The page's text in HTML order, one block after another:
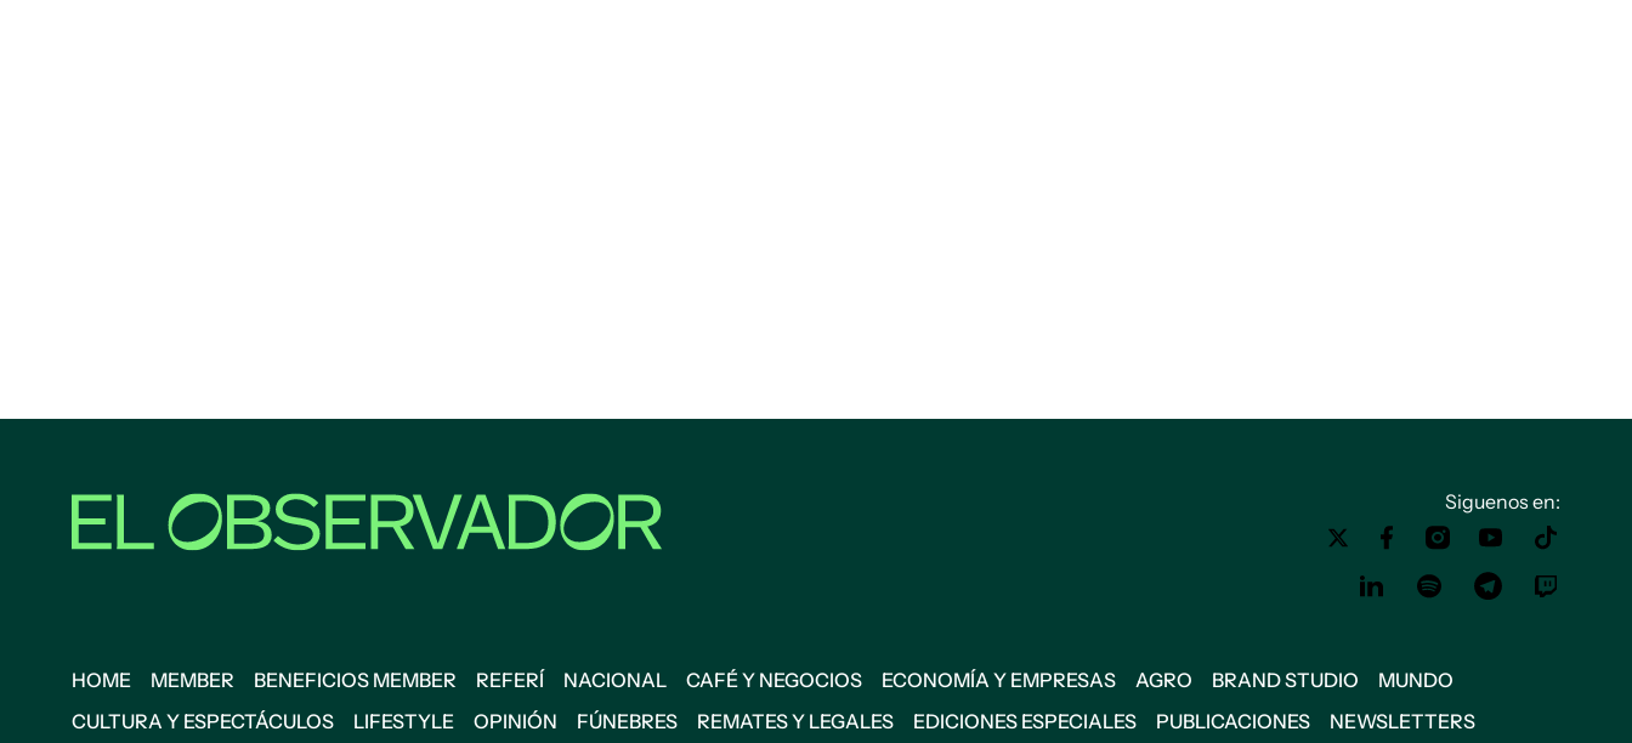
Siguenos en:
HOME MEMBER BENEFICIOS MEMBER REFERÍ NACIONAL CAFÉ Y NEGOCIOS ECONOMÍA Y EMPRESAS AGRO BRAND STUDIO
MUNDO
CULTURA Y ESPECTÁCULOS
LIFESTYLE OPINIÓN FÚNEBRES REMATES Y LEGALES EDICIONES ESPECIALES PUBLICACIONES NEWSLETTERS